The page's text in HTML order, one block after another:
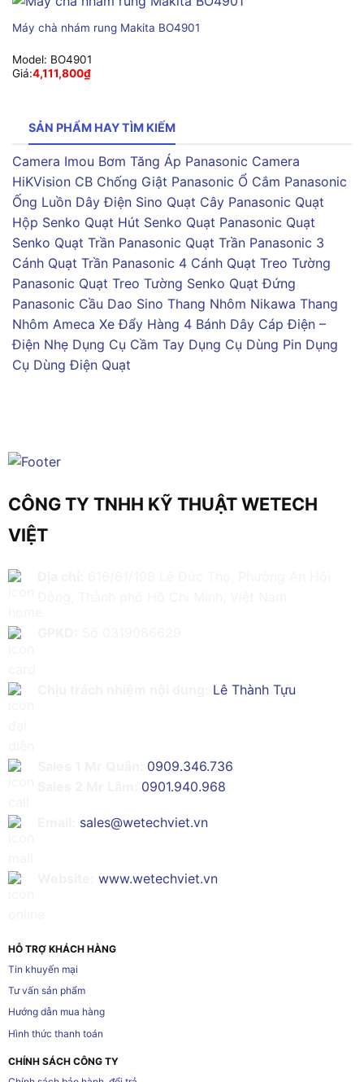
Máy chà nhám rung Makita BO4901
Model: BO4901
Giá:4,111,800₫
SẢN PHẨM HAY TÌM KIẾM
Camera Imou Bơm Tăng Áp Panasonic Camera
HiKVision CB Chống Giật Panasonic Ổ Cắm Panasonic
Ống Luồn Dây Điện Sino Quạt Cây Panasonic Quạt
Hộp Senko Quạt Hút Senko Quạt Panasonic Quạt
Senko Quạt Trần Panasonic Quạt Trần Panasonic 3
Cánh Quạt Trần Panasonic 4 Cánh Quạt Treo Tường
Panasonic Quạt Treo Tường Senko Quạt Đứng
Panasonic Cầu Dao Sino Thang Nhôm Nikawa Thang
Nhôm Ameca Xe Đẩy Hàng 4 Bánh Dây Cáp Điện –
Điện Nhẹ Dụng Cụ Cầm Tay Dụng Cụ Dùng Pin Dụng
Cụ Dùng Điện Quạt
CÔNG TY TNHH KỸ THUẬT WETECH
VIỆT
Lê Thành Tựu
0909.346.736
0901.940.968
sales@wetechviet.vn
www.wetechviet.vn
HỖ TRỢ KHÁCH HÀNG
Tin khuyến mại
Tư vấn sản phẩm
Hướng dẫn mua hàng
Hình thức thanh toán
CHÍNH SÁCH CÔNG TY